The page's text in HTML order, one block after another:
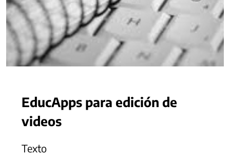
EducApps para edición de
videos
Texto